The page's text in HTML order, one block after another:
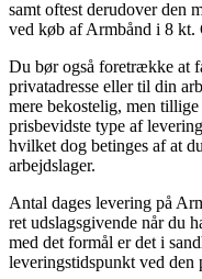
samt oftest derudover den
ved køb af Armbånd i 8 kt.
Du bør også foretrække at
privatadresse eller til din
mere bekostelig, men
prisbevidste type af
hvilket dog betinges af at
arbejdslager.
Antal dages levering på
ret udslagsgivende når du
med det formål er det i
leveringstidspunkt ved den